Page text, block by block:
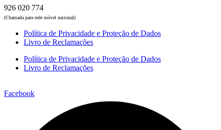
926 020 774
(Chamada para rede móvel nacional)
Política de Privacidade e Proteção de Dados
Livro de Reclamações
Política de Privacidade e Proteção de Dados
Livro de Reclamações
Facebook